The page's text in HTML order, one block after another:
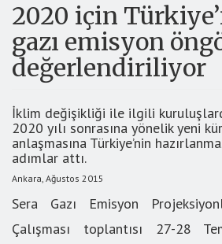
2020 için
gazı emisyon
değerlendiriliyor
İklim değişikliği ile ilgili
2020 yılı sonrasına yönelik yeni
anlaşmasına Türkiye’nin
adımlar attı.
Ankara, Ağustos 2015
Sera Gazı Emisyon
Çalışması toplantısı 27-28